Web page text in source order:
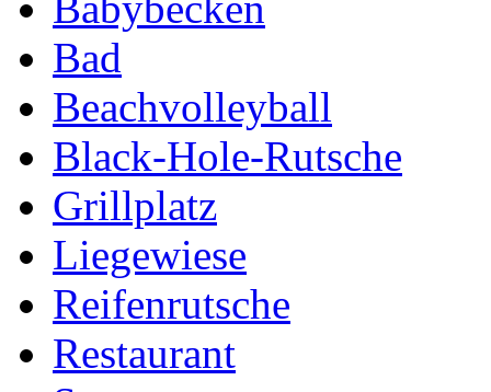
Bad
Beachvolleyball
Black-Hole-Rutsche
Grillplatz
Liegewiese
Reifenrutsche
Restaurant